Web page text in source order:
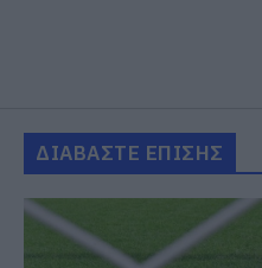
ΔΙΑΒΑΣΤΕ ΕΠΙΣΗΣ